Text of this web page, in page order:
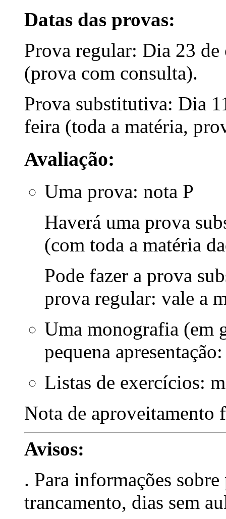
Datas das provas:
Prova regular: Dia 23
(prova com consulta).
Prova substitutiva: Dia
feira (toda a matéria,
Avaliação:
Uma prova: nota P
Haverá uma prova
(com toda a matéria
Pode fazer a prova
prova regular: vale a
Uma monografia (em
pequena
Listas de exercícios:
Nota de
Avisos:
. Para informações
trancamento, dias sem